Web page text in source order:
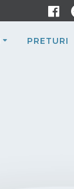
PRETURI